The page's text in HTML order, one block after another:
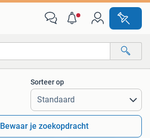
Alle afstanden…
Sorteer op
Bewaar je zoekopdracht